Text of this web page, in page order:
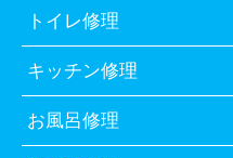
トイレ修理
キッチン修理
お風呂修理